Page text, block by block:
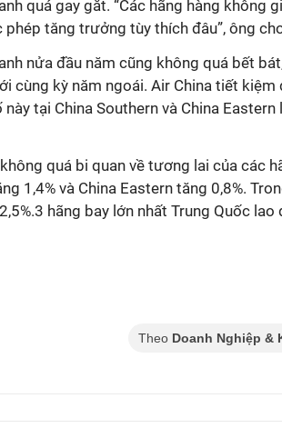
quá gay gắt. “Các hãng hàng không
phép tăng trưởng tùy thích đâu”, ông
nửa đầu năm cũng không quá bết
cùng kỳ năm ngoái. Air China tiết
này tại China Southern và China
quá bi quan về tương lai của các
1,4% và China Eastern tăng 0,8%.
hãng bay lớn nhất Trung Quốc lao
Theo Doanh Nghiệp &